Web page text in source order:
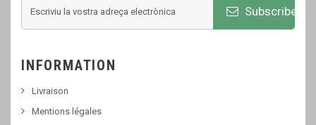
Subscribe
INFORMATION
Livraison
Mentions légales